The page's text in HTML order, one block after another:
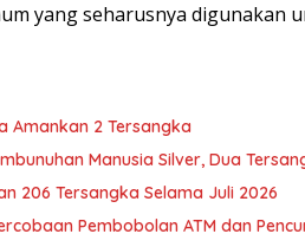
yang seharusnya digunakan
Amankan 2 Tersangka
Manusia Silver, Dua
206 Tersangka Selama Juli 2026
Pembobolan ATM dan